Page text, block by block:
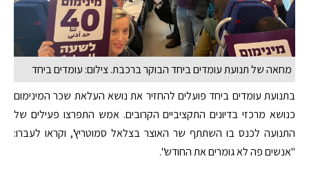
מחאה של תנועת עומדים ביחד הבוקר ברכבת. צילום: עומדים ביחד
בתנועת עומדים ביחד פועלים להחזיר את נושא העלאת שכר המינימום
כנושא מרכזי בדיונים התקציביים הקרובים. אמש התפרצו פעילים של
התנועה לכנס בו השתתף שר האוצר בצלאל סמוטריץ', וקראו לעברו:
"אנשים פה לא גומרים את החודש".